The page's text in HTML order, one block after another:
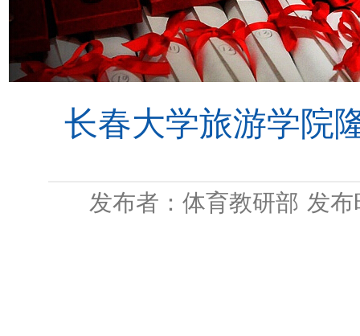
长春大学旅游学院
发布者：体育教研部 发布